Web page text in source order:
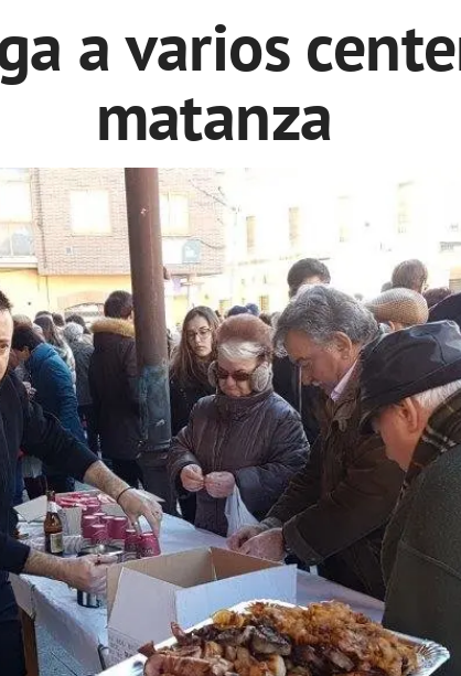
a varios
matanza